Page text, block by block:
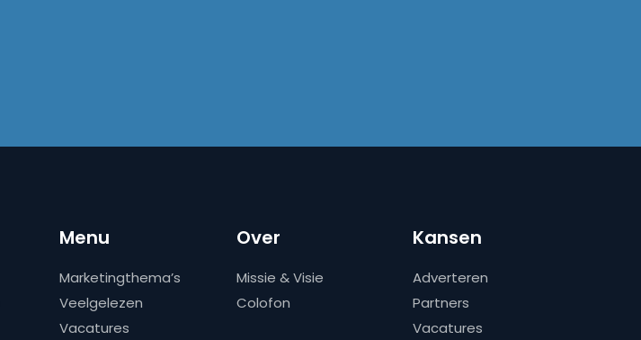
Menu
Marketingthema’s
Veelgelezen
Vacatures
Over
Missie & Visie
Colofon
Kansen
Adverteren
Partners
Vacatures